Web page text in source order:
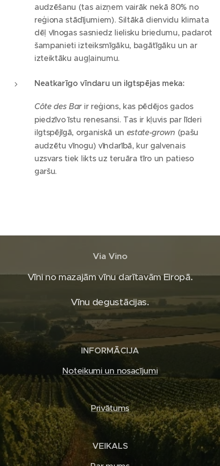
audzēšanu (tas aizņem vairāk nekā 80% no
reģiona stādījumiem). Siltākā dienvidu klimata
dēļ vīnogas sasniedz lielisku briedumu, padarot
šampanieti izteiksmīgāku, bagātīgāku un ar
izteiktāku augļainumu.
Neatkarīgo vīndaru un ilgtspējas meka:
Côte des Barir reģions, kas pēdējos gados
piedzīvo īstu renesansi. Tas ir kļuvis par līderi
ilgtspējīgā, organiskā un estate-grown (pašu
audzētu vīnogu) vīndarībā, kur galvenais
uzsvars tiek likts uz teruāra tīro un patieso
garšu.
Via Vino
Vīni no mazajām vīnu darītavām Eiropā.
Vīnu degustācijas.
INFORMĀCIJA
Noteikumi un nosacījumi
Privātums
VEIKALS